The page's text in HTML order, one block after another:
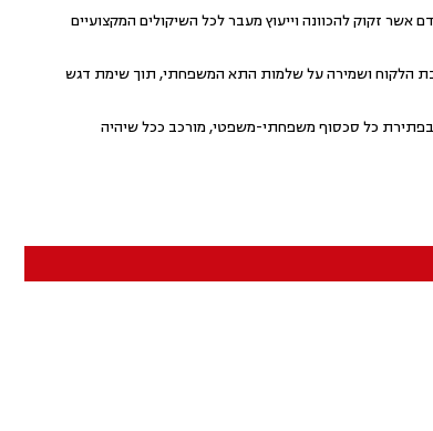
זקוק להכוונה וייעוץ מעבר לכל השיקולים המקצועיים
הלקוח ושמירה על שלמות התא המשפחתי, תוך שימת דגש
בפתירת כל סכסוף משפחתי-משפטי, מורכב ככל שיהיה